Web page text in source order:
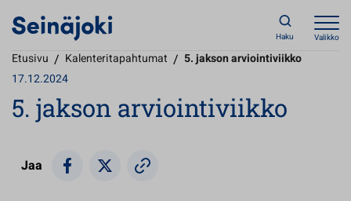
Haku Valikko
Etusivu / Kalenteritapahtumat / 5. jakson arviointiviikko
17.12.2024
5. jakson arviointiviikko
Jaa